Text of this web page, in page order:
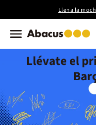
Llena la
Llévate el